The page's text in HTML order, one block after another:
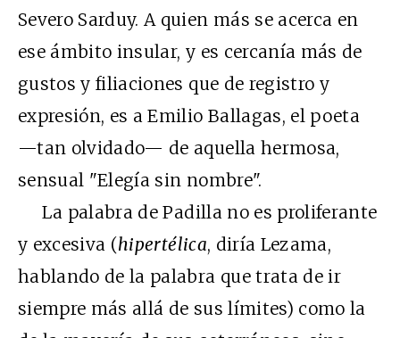
Severo Sarduy. A quien más se acerca en
ese ámbito insular, y es cercanía más de
gustos y filiaciones que de registro y
expresión, es a Emilio Ballagas, el poeta
—tan olvidado— de aquella hermosa,
sensual "Elegía sin nombre".
La palabra de Padilla no es proliferante
y excesiva (hipertélica, diría Lezama,
hablando de la palabra que trata de ir
siempre más allá de sus límites) como la